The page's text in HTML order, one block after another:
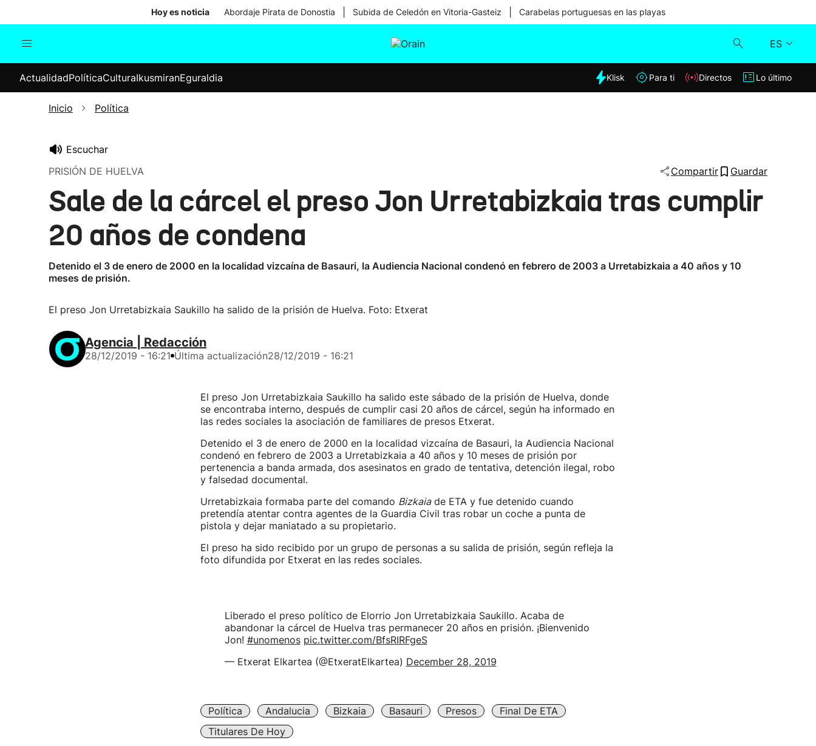
Hoy es noticia Abordaje Pirata de Donostia Subida de Celedón en Vitoria-Gasteiz Carabelas portuguesas en las playas
ES
Internacional
Elecciones
Klisk
Lo último
ActualidadPolíticaCulturaIkusmiranEguraldia Klisk Para ti Directos Lo último
Inicio Política
Escuchar
PRISIÓN DE HUELVA
Compartir Guardar
Sale de la cárcel el preso Jon Urretabizkaia tras cumplir
20 años de condena
Detenido el 3 de enero de 2000 en la localidad vizcaína de Basauri, la Audiencia Nacional condenó en febrero de 2003 a Urretabizkaia a 40 años y 10
meses de prisión.
El preso Jon Urretabizkaia Saukillo ha salido de la prisión de Huelva. Foto: Etxerat
Agencia | Redacción
28/12/2019 - 16:21 Última actualización28/12/2019 - 16:21
El preso Jon Urretabizkaia Saukillo ha salido este sábado de la prisión de Huelva, donde
se encontraba interno, después de cumplir casi 20 años de cárcel, según ha informado en
las redes sociales la asociación de familiares de presos Etxerat.
Detenido el 3 de enero de 2000 en la localidad vizcaína de Basauri, la Audiencia Nacional
condenó en febrero de 2003 a Urretabizkaia a 40 años y 10 meses de prisión por
pertenencia a banda armada, dos asesinatos en grado de tentativa, detención ilegal, robo
y falsedad documental.
Urretabizkaia formaba parte del comando Bizkaiade ETA y fue detenido cuando
pretendía atentar contra agentes de la Guardia Civil tras robar un coche a punta de
pistola y dejar maniatado a su propietario.
El preso ha sido recibido por un grupo de personas a su salida de prisión, según refleja la
foto difundida por Etxerat en las redes sociales.
Liberado el preso político de Elorrio Jon Urretabizkaia Saukillo. Acaba de
abandonar la cárcel de Huelva tras permanecer 20 años en prisión. ¡Bienvenido
Jon! #unomenos pic.twitter.com/BfsRIRFgeS
— Etxerat Elkartea (@EtxeratElkartea) December 28, 2019
Política Andalucia Bizkaia Basauri Presos
Final De ETA
Titulares De Hoy